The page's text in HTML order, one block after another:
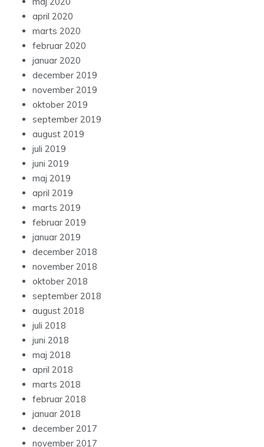
april 2020
marts 2020
februar 2020
januar 2020
december 2019
november 2019
oktober 2019
september 2019
august 2019
juli 2019
juni 2019
maj 2019
april 2019
marts 2019
februar 2019
januar 2019
december 2018
november 2018
oktober 2018
september 2018
august 2018
juli 2018
juni 2018
maj 2018
april 2018
marts 2018
februar 2018
januar 2018
december 2017
november 2017